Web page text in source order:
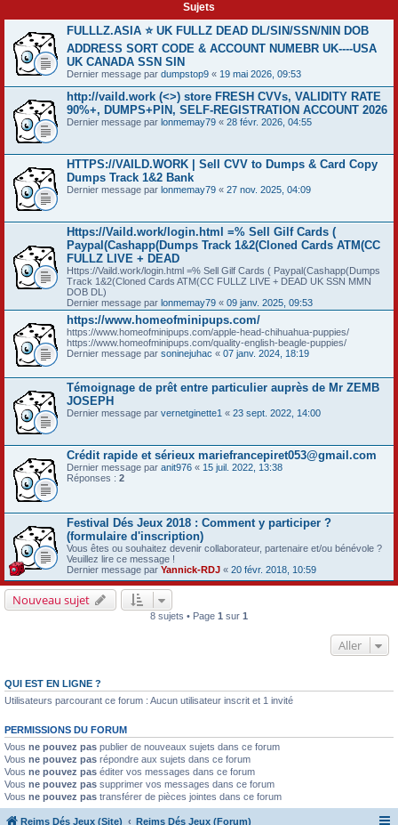
Sujets
FULLLZ.ASIA ⭐️ UK FULLZ DEAD DL/SIN/SSN/NIN DOB
ADDRESS SORT CODE & ACCOUNT NUMEBR UK----USA
UK CANADA SSN SIN
Dernier message par dumpstop9 « 19 mai 2026, 09:53
http://vaild.work (<>) store FRESH CVVs, VALIDITY RATE
90%+, DUMPS+PIN, SELF-REGISTRATION ACCOUNT 2026
Dernier message par lonmemay79 « 28 févr. 2026, 04:55
HTTPS://VAILD.WORK | Sell CVV to Dumps & Card Copy
Dumps Track 1&2 Bank
Dernier message par lonmemay79 « 27 nov. 2025, 04:09
Https://Vaild.work/login.html =% Sell Gilf Cards (
Paypal(Cashapp(Dumps Track 1&2(Cloned Cards ATM(CC
FULLZ LIVE + DEAD
Https://Vaild.work/login.html =% Sell Gilf Cards ( Paypal(Cashapp(Dumps
Track 1&2(Cloned Cards ATM(CC FULLZ LIVE + DEAD UK SSN MMN
DOB DL)
Dernier message par lonmemay79 « 09 janv. 2025, 09:53
https://www.homeofminipups.com/
https://www.homeofminipups.com/apple-head-chihuahua-puppies/
https://www.homeofminipups.com/quality-english-beagle-puppies/
Dernier message par soninejuhac « 07 janv. 2024, 18:19
Témoignage de prêt entre particulier auprès de Mr ZEMB
JOSEPH
Dernier message par vernetginette1 « 23 sept. 2022, 14:00
Crédit rapide et sérieux mariefrancepiret053@gmail.com
Dernier message par anit976 « 15 juil. 2022, 13:38
Réponses : 2
Festival Dés Jeux 2018 : Comment y participer ?
(formulaire d'inscription)
Vous êtes ou souhaitez devenir collaborateur, partenaire et/ou bénévole ?
Veuillez lire ce message !
Dernier message par Yannick-RDJ « 20 févr. 2018, 10:59
Nouveau sujet
8 sujets • Page 1 sur 1
Aller
QUI EST EN LIGNE ?
Utilisateurs parcourant ce forum : Aucun utilisateur inscrit et 1 invité
PERMISSIONS DU FORUM
Vous ne pouvez pas publier de nouveaux sujets dans ce forum
Vous ne pouvez pas répondre aux sujets dans ce forum
Vous ne pouvez pas éditer vos messages dans ce forum
Vous ne pouvez pas supprimer vos messages dans ce forum
Vous ne pouvez pas transférer de pièces jointes dans ce forum
Reims Dés Jeux (Site) Reims Dés Jeux (Forum)